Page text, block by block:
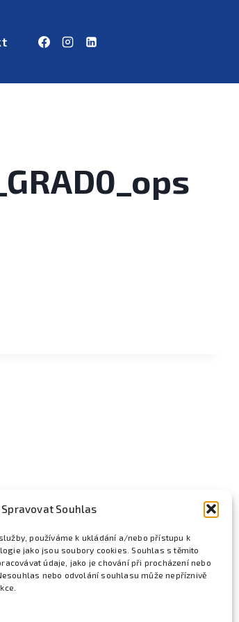
Spravovat Souhlas
používáme k ukládání a/nebo přístupu k
jako jsou soubory cookies. Souhlas s těmito
údaje, jako je chování při procházení nebo
nebo odvolání souhlasu může nepříznivě